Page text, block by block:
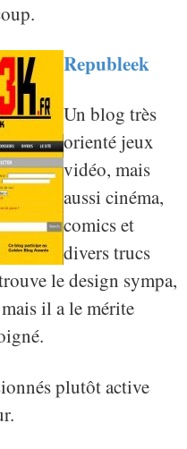
Republeek
Un blog très
orienté jeux
vidéo, mais
aussi cinéma,
comics et
divers trucs
le design sympa,
il a le mérite
plutôt active